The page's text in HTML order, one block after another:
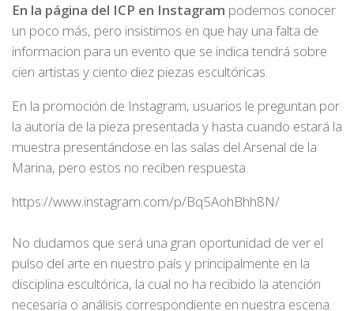
En la página del ICP en Instagram podemos conocer
un poco más, pero insistimos en que hay una falta de
informacion para un evento que se indica tendrá sobre
cien artistas y ciento diez piezas escultóricas.
En la promoción de Instagram, usuarios le preguntan por
la autoría de la pieza presentada y hasta cuando estará la
muestra presentándose en las salas del Arsenal de la
Marina, pero estos no reciben respuesta.
https://www.instagram.com/p/Bq5AohBhh8N/
No dudamos que será una gran oportunidad de ver el
pulso del arte en nuestro país y principalmente en la
disciplina escultórica, la cual no ha recibido la atención
necesaria o análisis correspondiente en nuestra escena.